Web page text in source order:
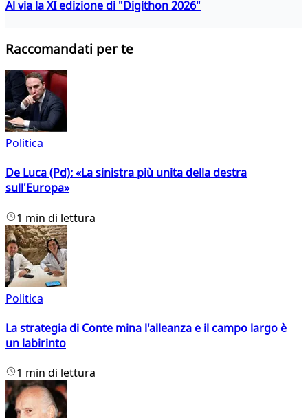
Al via la XI edizione di "Digithon 2026"
Raccomandati per te
Politica
De Luca (Pd): «La sinistra più unita della destra
sull'Europa»
1 min di lettura
Politica
La strategia di Conte mina l'alleanza e il campo largo è
un labirinto
1 min di lettura